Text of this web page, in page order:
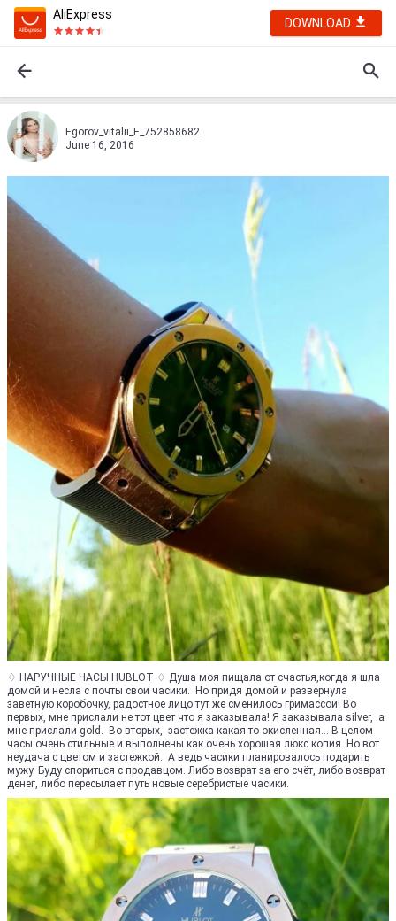
AliExpress
DOWNLOAD
Egorov_vitalii_E_752858682
June 16, 2016
♢ НАРУЧНЫЕ ЧАСЫ HUBLOT ♢ Душа моя пищала от счастья,когда я шла
домой и несла с почты свои часики. Но придя домой и развернула
заветную коробочку, радостное лицо тут же сменилось гримассой! Во
первых, мне прислали не тот цвет что я заказывала! Я заказывала silver, а
мне прислали gold. Во вторых, застежка какая то окисленная... В целом
часы очень стильные и выполнены как очень хорошая люкс копия. Но вот
неудача с цветом и застежкой. А ведь часики планировалось подарить
мужу. Буду спориться с продавцом. Либо возврат за его счёт, либо возврат
денег, либо пересылает путь новые серебристые часики.